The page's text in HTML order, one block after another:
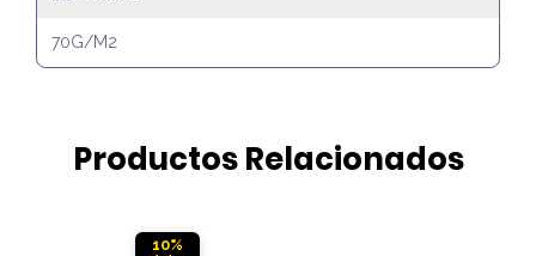
70G/M2
Productos Relacionados
10%